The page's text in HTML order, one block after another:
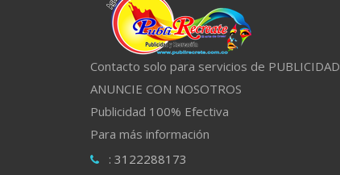
Contacto solo para servicios de PUBLICIDAD
ANUNCIE CON NOSOTROS
Publicidad 100% Efectiva
Para más información
: 3122288173